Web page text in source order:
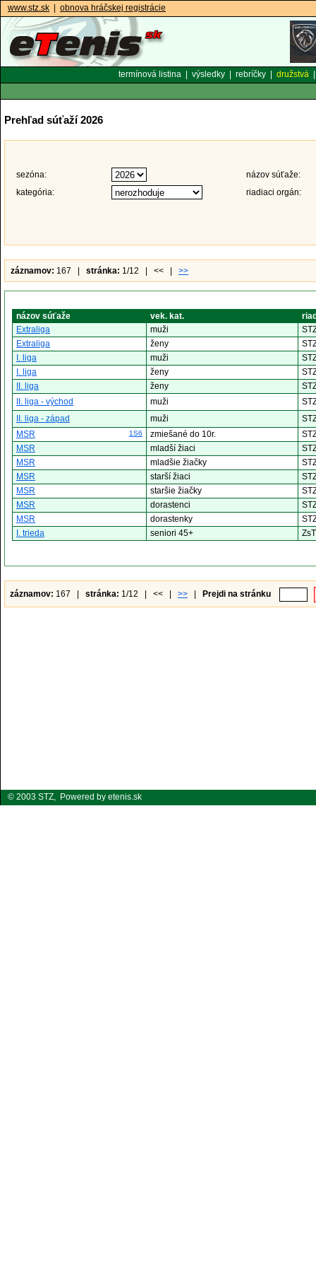
www.stz.sk obnova hráčskej registrácie
termínová listina| výsledky| rebríčky| družstvá
Prehľad súťaží 2026
sezóna:
názov súťaže:
kategória:
riadiaci orgán:
záznamov: 167 | stránka: 1/12 | << | >>
názov súťaže vek. kat.
Extraliga
muži
Extraliga
ženy
I. liga
muži
I. liga
ženy
II. liga
ženy
II. liga - východ
muži
II. liga - západ
muži
1S6
MSR zmiešané do 10r.
MSR
mladší žiaci
MSR
mladšie žiačky
MSR
starší žiaci
MSR
staršie žiačky
MSR
dorastenci
MSR
dorastenky
I. trieda
seniori 45+
záznamov: 167 | stránka: 1/12 | << | >> Prejdi na stránku
© 2003 STZ, Powered by etenis.sk